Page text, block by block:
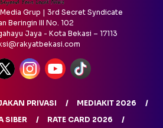
Media Grup | 3rd Secret Syndicate
Beringin III No. 102
Jaya - Kota Bekasi – 17113
PRIVASI
MEDIAKIT 2026
SIBER
RATE CARD 2026